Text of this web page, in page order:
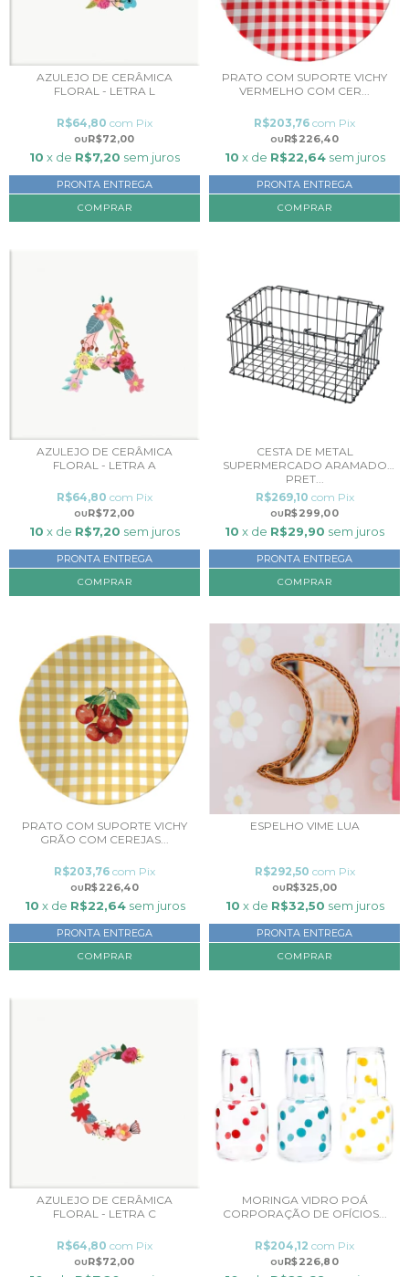
AZULEJO DE CERÂMICA
FLORAL - LETRA L
R$72,00
R$64,80 com Pix
10 x de R$7,20 sem juros
PRONTA ENTREGA
PRATO COM SUPORTE VICHY
VERMELHO COM CER...
R$226,40
R$203,76 com Pix
10 x de R$22,64 sem juros
PRONTA ENTREGA
AZULEJO DE CERÂMICA
FLORAL - LETRA A
R$72,00
R$64,80 com Pix
10 x de R$7,20 sem juros
PRONTA ENTREGA
CESTA DE METAL
SUPERMERCADO ARAMADO
PRET...
R$299,00
R$269,10 com Pix
10 x de R$29,90 sem juros
PRONTA ENTREGA
PRATO COM SUPORTE VICHY
GRÃO COM CEREJAS...
R$226,40
R$203,76 com Pix
10 x de R$22,64 sem juros
PRONTA ENTREGA
ESPELHO VIME LUA
R$325,00
R$292,50 com Pix
10 x de R$32,50 sem juros
PRONTA ENTREGA
AZULEJO DE CERÂMICA
FLORAL - LETRA C
R$72,00
R$64,80 com Pix
MORINGA VIDRO POÁ
CORPORAÇÃO DE OFÍCIOS...
R$226,80
R$204,12 com Pix